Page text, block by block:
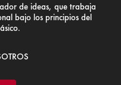
de ideas, que trabaja
bajo los principios del